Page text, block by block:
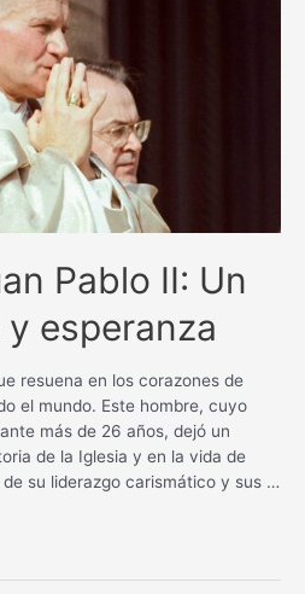
Pablo II: Un
esperanza
resuena en los corazones de
el mundo. Este hombre, cuyo
más de 26 años, dejó un
de la Iglesia y en la vida de
su liderazgo carismático y sus …